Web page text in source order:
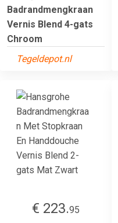
Badrandmengkraan
Vernis Blend 4-gats
Chroom
Tegeldepot.nl
€ 223.95